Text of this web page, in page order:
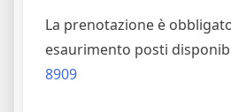
La prenotazione è
esaurimento posti
8909